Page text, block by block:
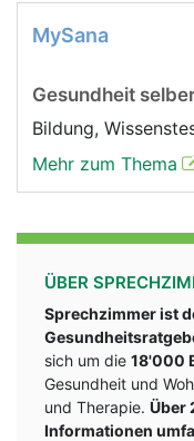
MySana
Gesundheit
Bildung,
Mehr zum Thema
ÜBER
Sprechzimmer ist
sich um die 18'000
Gesundheit und
und Therapie. Über
Informationen